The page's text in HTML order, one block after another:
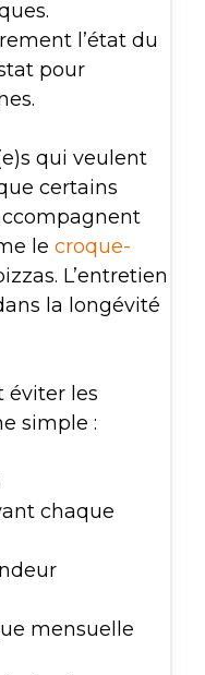
l’état du
pour
qui veulent
certains
le croque-
L’entretien
la longévité
éviter les
simple :
chaque
mensuelle